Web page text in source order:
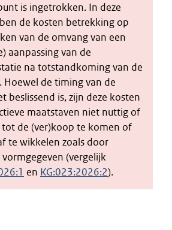
is ingetrokken. In deze
de kosten betrekking op
van de omvang van een
aanpassing van de
na totstandkoming van de
Hoewel de timing van de
beslissend is, zijn deze kosten
maatstaven niet nuttig of
de (ver)koop te komen of
te wikkelen zoals door
(vergelijk
en KG:023:2026:2).